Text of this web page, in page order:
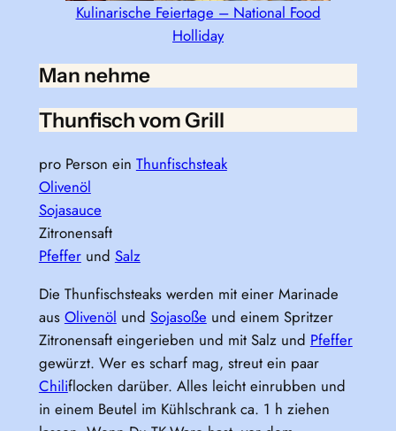
Kulinarische Feiertage – National Food
Holliday
Man nehme
Thunfisch vom Grill
pro Person ein Thunfischsteak
Olivenöl
Sojasauce
Zitronensaft
Pfefferund Salz
Die Thunfischsteaks werden mit einer Marinade
aus Olivenöl und Sojasoße und einem Spritzer
Zitronensaft eingerieben und mit Salz und Pfeffer
gewürzt. Wer es scharf mag, streut ein paar
Chiliflocken darüber. Alles leicht einrubben und
in einem Beutel im Kühlschrank ca. 1 h ziehen